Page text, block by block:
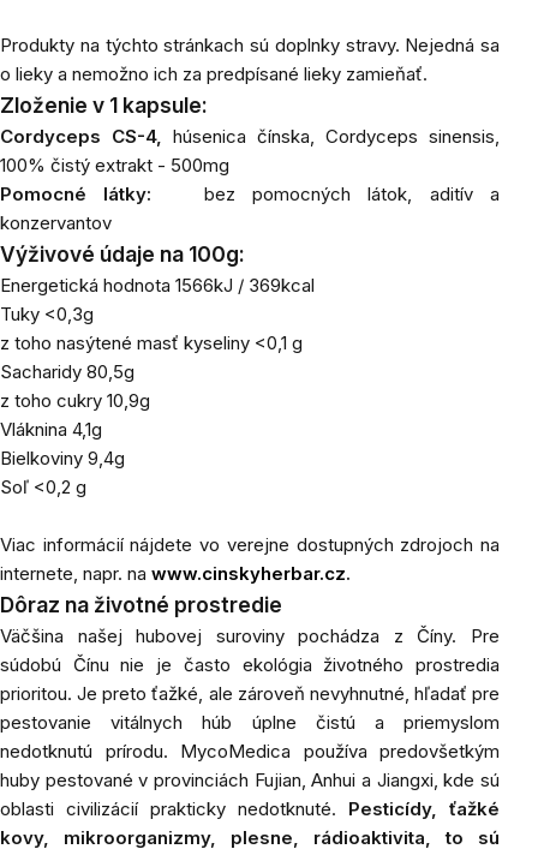
Produkty na týchto stránkach sú doplnky stravy. Nejedná sa
o lieky a nemožno ich za predpísané lieky zamieňať.
Zloženie v 1 kapsule:
Cordyceps CS-4, húsenica čínska, Cordyceps sinensis,
100% čistý extrakt - 500mg
Pomocné látky:
bez pomocných látok, aditív a
konzervantov
Výživové údaje na 100g:
Energetická hodnota 1566kJ / 369kcal
Tuky <0,3g
z toho nasýtené masť kyseliny <0,1 g
Sacharidy 80,5g
z toho cukry 10,9g
Vláknina 4,1g
Bielkoviny 9,4g
Soľ <0,2 g
Viac informácií nájdete vo verejne dostupných zdrojoch na
internete, napr. na www.cinskyherbar.cz.
Dôraz na životné prostredie
Väčšina našej hubovej suroviny pochádza z Číny. Pre
súdobú Čínu nie je často ekológia životného prostredia
prioritou. Je preto ťažké, ale zároveň nevyhnutné, hľadať pre
pestovanie vitálnych húb úplne čistú a priemyslom
nedotknutú prírodu. MycoMedica používa predovšetkým
huby pestované v provinciách Fujian, Anhui a Jiangxi, kde sú
oblasti civilizácií prakticky nedotknuté. Pesticídy, ťažké
kovy, mikroorganizmy, plesne, rádioaktivita, to sú